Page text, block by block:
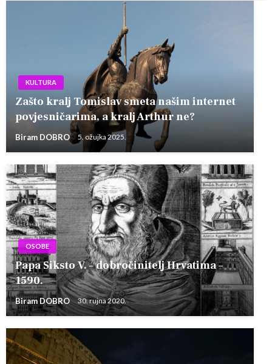
KULTURA
Zašto kralj Tomislav smeta našim internet
povjesničarima, a kralj Arthur ne?
Biram DOBRO 5. ožujka 2025.
OSOBE
Papa Siksto V. – dobročinitelj Hrvatima –
1590.
Biram DOBRO 30. rujna 2020.